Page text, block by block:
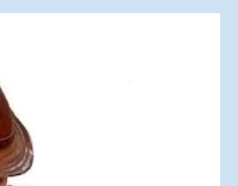
Além das atividades
cultural. No dia 20 de
de humor com Mução,
Barreto. A Frut & Tec
do Baixo Açu como
conhecimento,